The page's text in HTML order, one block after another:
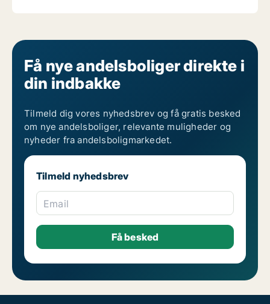
Få nye andelsboliger direkte i
din indbakke
Tilmeld dig vores nyhedsbrev og få gratis besked
om nye andelsboliger, relevante muligheder og
nyheder fra andelsboligmarkedet.
Tilmeld nyhedsbrev
Email